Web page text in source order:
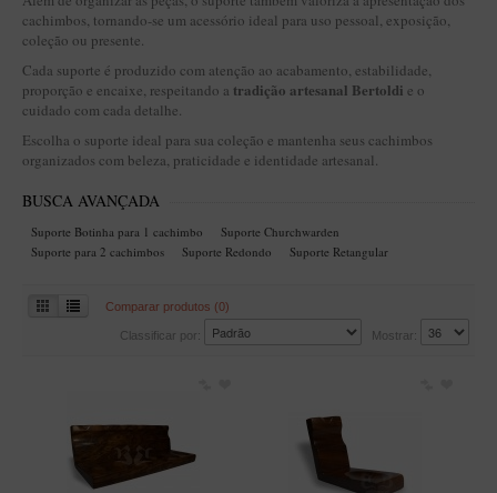
BLENDS
Blend Kumbaya
Blends Para Cachimbo
Blends Para Enrolar
Cândido Giovanella
D'ora
Doctor Pipe
Geróss
Irlandez
Finamore
LINHA IDELFONSO BERTOLDI
cachimbos, tornando-se um acessório ideal para uso pessoal, exposição,
coleção ou presente.
Cada suporte é produzido com atenção ao acabamento, estabilidade,
proporção e encaixe, respeitando a tradição artesanal Bertoldi e o
cuidado com cada detalhe.
Escolha o suporte ideal para sua coleção e mantenha seus cachimbos
organizados com beleza, praticidade e identidade artesanal.
BUSCA AVANÇADA
Suporte Botinha para 1 cachimbo
Suporte Churchwarden
Suporte para 2 cachimbos
Suporte Redondo Suporte Retangular
Comparar produtos (0)
Classificar por: Mostrar: